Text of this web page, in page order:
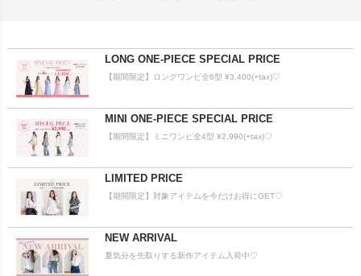
LONG ONE-PIECE SPECIAL PRICE
【期間限定】ロングワンピ全6型 ¥3,400(+tax)♡
MINI ONE-PIECE SPECIAL PRICE
【期間限定】ミニワンピ全4型 ¥2,990(+tax)♡
LIMITED PRICE
【期間限定】対象アイテムを今だけお得にGET♡
NEW ARRIVAL
夏気分を先取りする新作アイテム入荷中♡